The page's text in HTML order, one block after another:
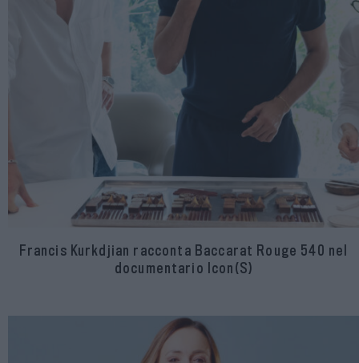
Francis Kurkdjian racconta Baccarat Rouge 540 nel
documentario Icon(S)